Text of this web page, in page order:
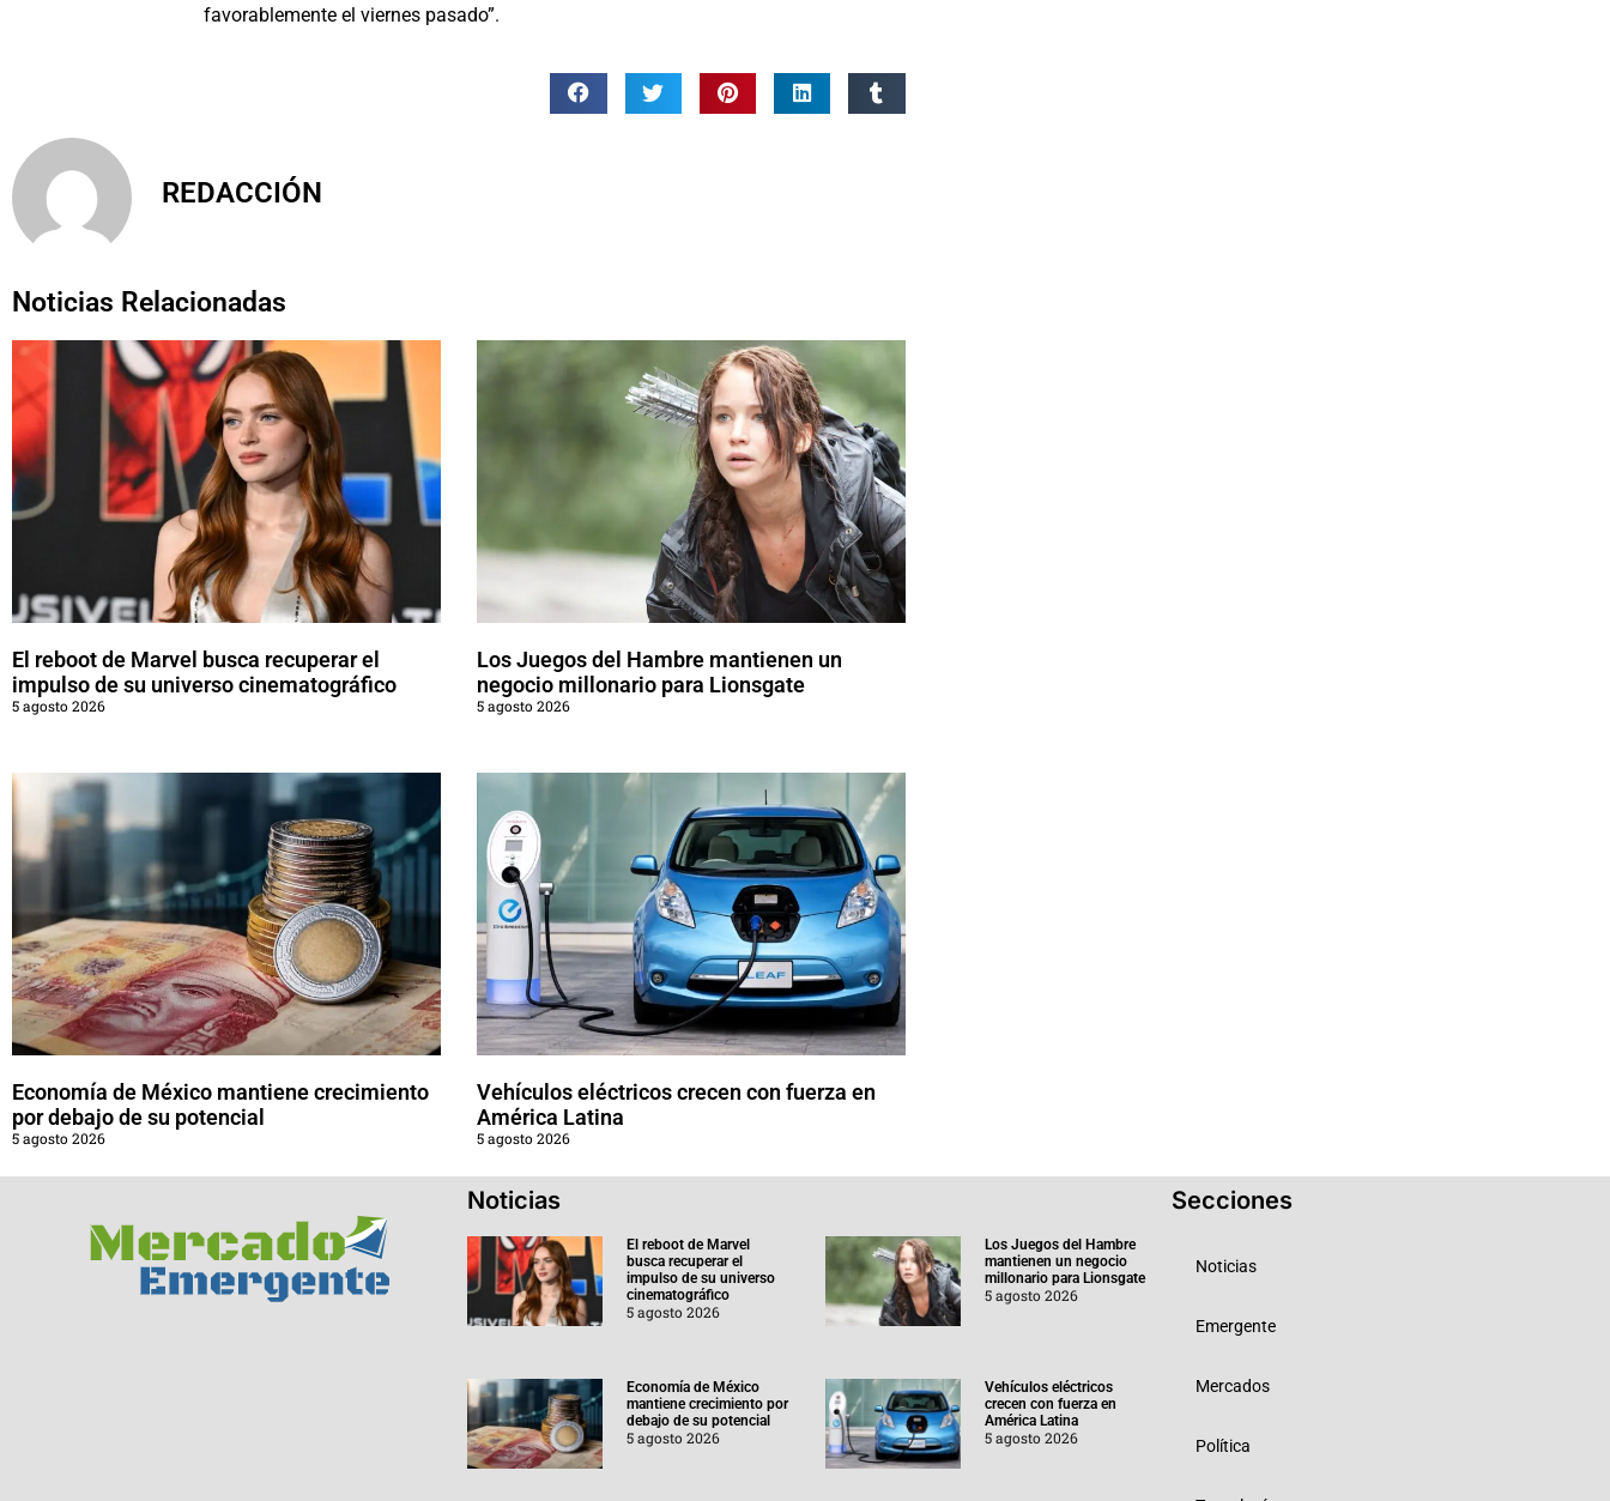
favorablemente el viernes pasado”.
REDACCIÓN
Noticias Relacionadas
El reboot de Marvel busca recuperar el
impulso de su universo cinematográfico
5 agosto 2026
Los Juegos del Hambre mantienen un
negocio millonario para Lionsgate
5 agosto 2026
Economía de México mantiene crecimiento
por debajo de su potencial
5 agosto 2026
Vehículos eléctricos crecen con fuerza en
América Latina
5 agosto 2026
Noticias
El reboot de Marvel
busca recuperar el
impulso de su universo
cinematográfico
5 agosto 2026
Los Juegos del Hambre
mantienen un negocio
millonario para Lionsgate
5 agosto 2026
Economía de México
mantiene crecimiento por
debajo de su potencial
5 agosto 2026
Vehículos eléctricos
crecen con fuerza en
América Latina
5 agosto 2026
Secciones
Noticias
Emergente
Mercados
Política